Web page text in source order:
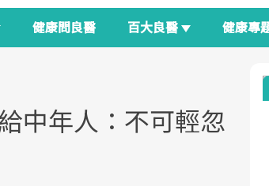
健康問良醫 百大良醫 健康專
中年人：不可輕忽